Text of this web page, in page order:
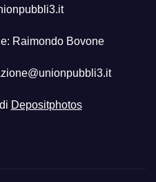
Raimondo Bovone
Depositphotos